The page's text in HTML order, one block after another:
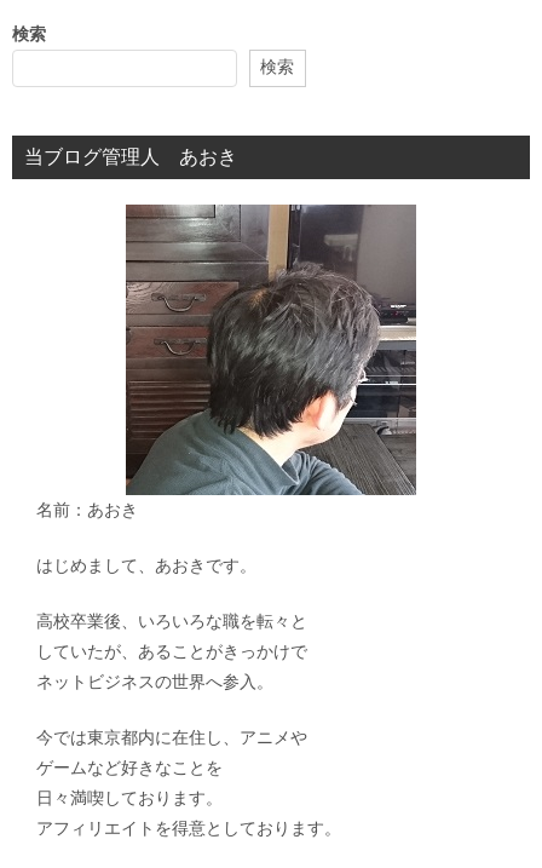
ビ
シ
ョ
検索
検索
当ブログ管理人 あおき
名前：あおき
はじめまして、あおきです。
高校卒業後、いろいろな職を転々と
していたが、あることがきっかけで
ネットビジネスの世界へ参入。
今では東京都内に在住し、アニメや
ゲームなど好きなことを
日々満喫しております。
アフィリエイトを得意としております。